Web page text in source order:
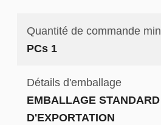
Quantité de commande min
PCs 1
Détails d'emballage
EMBALLAGE STANDARD
D'EXPORTATION